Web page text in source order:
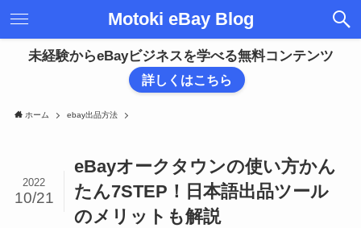
Motoki eBay Blog
未経験からeBayビジネスを学べる無料コンテンツ
詳しくはこちら
ホーム ebay出品方法
eBayオークタウンの使い方かん
たん7STEP！日本語出品ツール
のメリットも解説
2022
10/21